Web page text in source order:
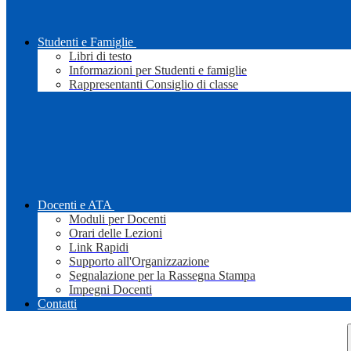
Studenti e Famiglie
Libri di testo
Informazioni per Studenti e famiglie
Rappresentanti Consiglio di classe
Docenti e ATA
Moduli per Docenti
Orari delle Lezioni
Link Rapidi
Supporto all'Organizzazione
Segnalazione per la Rassegna Stampa
Impegni Docenti
Contatti